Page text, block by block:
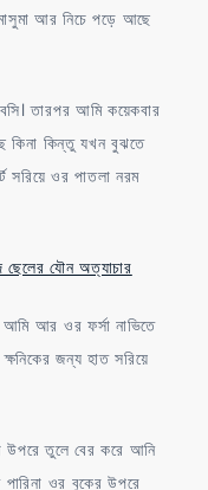
আর নিচে পড়ে আছে
তারপর আমি কয়েকবার
কিনা কিন্তু যখন বুঝতে
সরিয়ে ওর পাতলা নরম
যৌন অত্যাচার
আর ওর ফর্সা নাভিতে
জন্য হাত সরিয়ে
উপরে তুলে বের করে আনি
ওর বুকের উপরে